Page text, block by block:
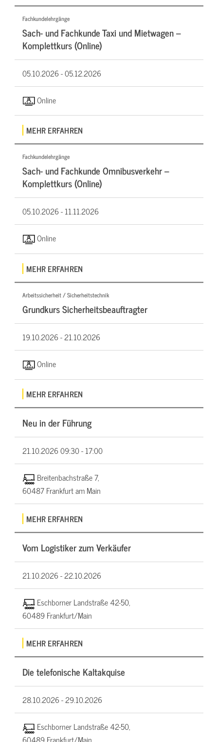
Fachkundelehrgänge
Sach- und Fachkunde Taxi und Mietwagen –
Komplettkurs (Online)
05.10.2026 -05.12.2026
Online
MEHR ERFAHREN
Fachkundelehrgänge
Sach- und Fachkunde Omnibusverkehr –
Komplettkurs (Online)
05.10.2026 -11.11.2026
Online
MEHR ERFAHREN
Arbeitssicherheit / Sicherheitstechnik
Grundkurs Sicherheitsbeauftragter
19.10.2026 -21.10.2026
Online
MEHR ERFAHREN
Neu in der Führung
21.10.202609:30 - 17:00
Breitenbachstraße 7,
60487 Frankfurt am Main
MEHR ERFAHREN
Vom Logistiker zum Verkäufer
21.10.2026 -22.10.2026
Eschborner Landstraße 42-50,
60489 Frankfurt/Main
MEHR ERFAHREN
Die telefonische Kaltakquise
28.10.2026 -29.10.2026
Eschborner Landstraße 42-50,